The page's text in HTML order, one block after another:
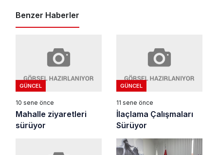
Benzer Haberler
GÜNCEL
10 sene önce
Mahalle ziyaretleri
sürüyor
GÜNCEL
11 sene önce
İlaçlama Çalışmaları
Sürüyor